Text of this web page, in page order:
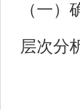
（一
层次分